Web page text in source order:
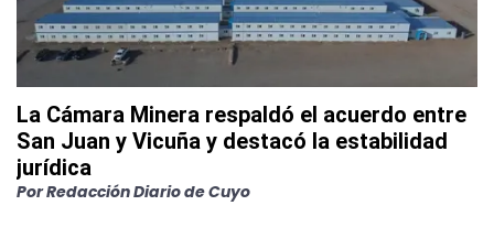
La Cámara Minera respaldó el acuerdo entre
San Juan y Vicuña y destacó la estabilidad
jurídica
PorRedacción Diario de Cuyo